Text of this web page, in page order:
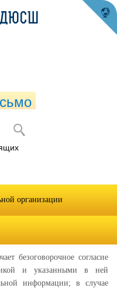
района,
при использовании в
безоговорочное согласие
и указанными в ней
информации; в случае
организации